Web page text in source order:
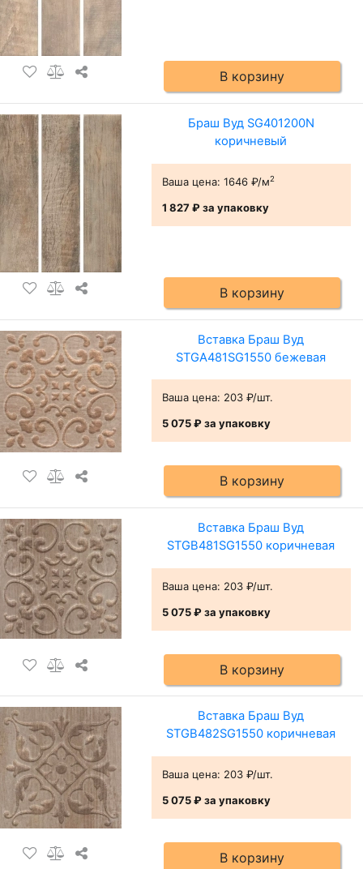
В корзину
Браш Вуд SG401200N
коричневый
Ваша цена: 1646 ₽/м2
1 827 ₽за упаковку
В корзину
Вставка Браш Вуд
STGA481SG1550 бежевая
Ваша цена: 203 ₽/шт.
5 075 ₽за упаковку
В корзину
Вставка Браш Вуд
STGB481SG1550 коричневая
Ваша цена: 203 ₽/шт.
5 075 ₽за упаковку
В корзину
Вставка Браш Вуд
STGB482SG1550 коричневая
Ваша цена: 203 ₽/шт.
5 075 ₽за упаковку
В корзину